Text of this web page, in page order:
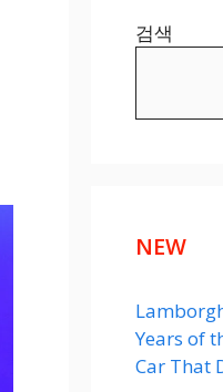
검색
NEW
Years of
Car That